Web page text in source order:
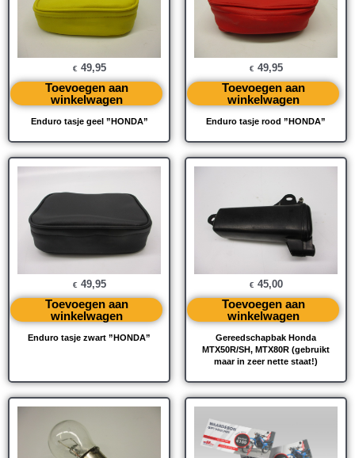
Enduro tasje geel ”HONDA”
€ 49,95
Toevoegen aan
winkelwagen
Enduro tasje rood ”HONDA”
€ 49,95
Toevoegen aan
winkelwagen
Enduro tasje zwart ”HONDA”
€ 49,95
Toevoegen aan
winkelwagen
Gereedschapbak Honda
MTX50R/SH, MTX80R (gebruikt
maar in zeer nette staat!)
€ 45,00
Toevoegen aan
winkelwagen